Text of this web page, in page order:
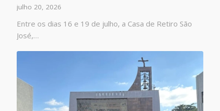
julho 20, 2026
Entre os dias 16 e 19 de julho, a Casa de Retiro São
José,…